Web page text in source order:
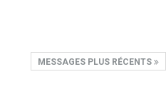
MESSAGES PLUS RÉCENTS